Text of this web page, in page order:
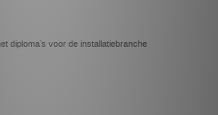
diploma’s voor de installatiebranche